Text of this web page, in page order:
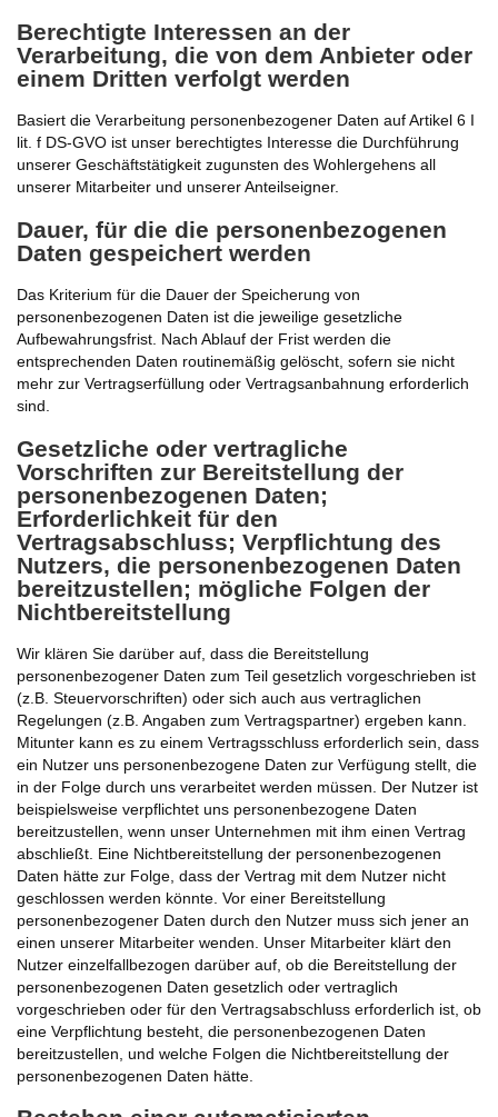
Berechtigte Interessen an der
Verarbeitung, die von dem Anbieter oder
einem Dritten verfolgt werden
Basiert die Verarbeitung personenbezogener Daten auf Artikel 6 I
lit. f DS-GVO ist unser berechtigtes Interesse die Durchführung
unserer Geschäftstätigkeit zugunsten des Wohlergehens all
unserer Mitarbeiter und unserer Anteilseigner.
Dauer, für die die personenbezogenen
Daten gespeichert werden
Das Kriterium für die Dauer der Speicherung von
personenbezogenen Daten ist die jeweilige gesetzliche
Aufbewahrungsfrist. Nach Ablauf der Frist werden die
entsprechenden Daten routinemäßig gelöscht, sofern sie nicht
mehr zur Vertragserfüllung oder Vertragsanbahnung erforderlich
sind.
Gesetzliche oder vertragliche
Vorschriften zur Bereitstellung der
personenbezogenen Daten;
Erforderlichkeit für den
Vertragsabschluss; Verpflichtung des
Nutzers, die personenbezogenen Daten
bereitzustellen; mögliche Folgen der
Nichtbereitstellung
Wir klären Sie darüber auf, dass die Bereitstellung
personenbezogener Daten zum Teil gesetzlich vorgeschrieben ist
(z.B. Steuervorschriften) oder sich auch aus vertraglichen
Regelungen (z.B. Angaben zum Vertragspartner) ergeben kann.
Mitunter kann es zu einem Vertragsschluss erforderlich sein, dass
ein Nutzer uns personenbezogene Daten zur Verfügung stellt, die
in der Folge durch uns verarbeitet werden müssen. Der Nutzer ist
beispielsweise verpflichtet uns personenbezogene Daten
bereitzustellen, wenn unser Unternehmen mit ihm einen Vertrag
abschließt. Eine Nichtbereitstellung der personenbezogenen
Daten hätte zur Folge, dass der Vertrag mit dem Nutzer nicht
geschlossen werden könnte. Vor einer Bereitstellung
personenbezogener Daten durch den Nutzer muss sich jener an
einen unserer Mitarbeiter wenden. Unser Mitarbeiter klärt den
Nutzer einzelfallbezogen darüber auf, ob die Bereitstellung der
personenbezogenen Daten gesetzlich oder vertraglich
vorgeschrieben oder für den Vertragsabschluss erforderlich ist, ob
eine Verpflichtung besteht, die personenbezogenen Daten
bereitzustellen, und welche Folgen die Nichtbereitstellung der
personenbezogenen Daten hätte.